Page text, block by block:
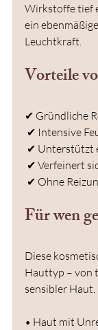
Wirkstoffe tief
ein
Leuchtkraft.
Vorteile
✔ Gründliche
✔ Intensive
✔ Unterstützt
✔ Verfeinert
✔ Ohne
Für wen
Diese
Hauttyp – von
sensibler
• Haut mit